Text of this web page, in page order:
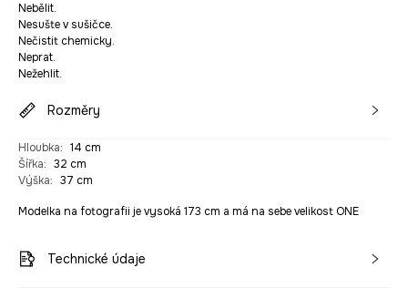
Nebělit.
Nesušte v sušičce.
Nečistit chemicky.
Neprat.
Nežehlit.
Rozměry
Hloubka: 14 cm
Šířka: 32 cm
Výška: 37 cm
Modelka na fotografii je vysoká 173 cm a má na sebe velikost ONE
Technické údaje